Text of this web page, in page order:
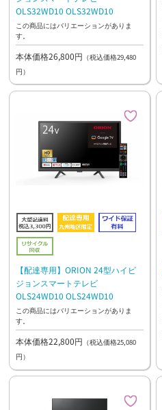
OLS32WD10 OLS32WD10
この商品にはバリエーションがありま
す。
本体価格26,800円 （税込価格29,480
円）
【配達専用】ORION 24型ハイビ
ジョンスマートテレビ
OLS24WD10 OLS24WD10
この商品にはバリエーションがありま
す。
本体価格22,800円 （税込価格25,080
円）